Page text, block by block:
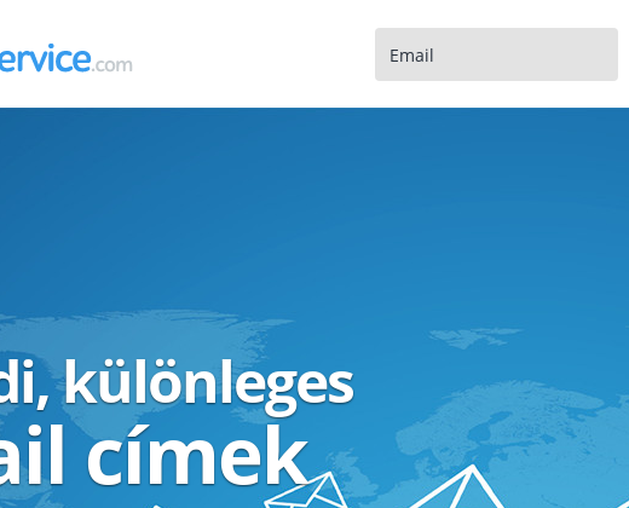
különleges
címek